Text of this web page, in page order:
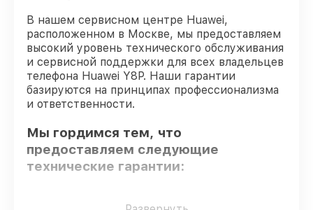
В нашем сервисном центре Huawei,
расположенном в Москве, мы предоставляем
высокий уровень технического обслуживания
и сервисной поддержки для всех владельцев
телефона Huawei Y8P. Наши гарантии
базируются на принципах профессионализма
и ответственности.
Мы гордимся тем, что
предоставляем следующие
технические гарантии:
Оригинальные детали– только